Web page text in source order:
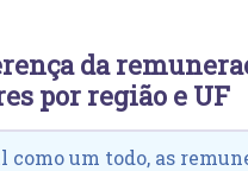
da
por região e UF
como um todo, as